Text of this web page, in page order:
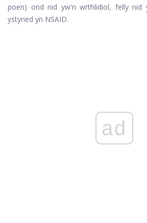
poen) ond nid yw'n wrthlidiol, felly nid
ystyried yn NSAID.
ad